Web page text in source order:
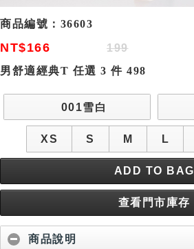
商品編號： 36603
NT$166
199
男舒適經典T 任選 3 件 498
001雪白
XS S M L
ADD TO BAG
查看門市庫存
商品說明